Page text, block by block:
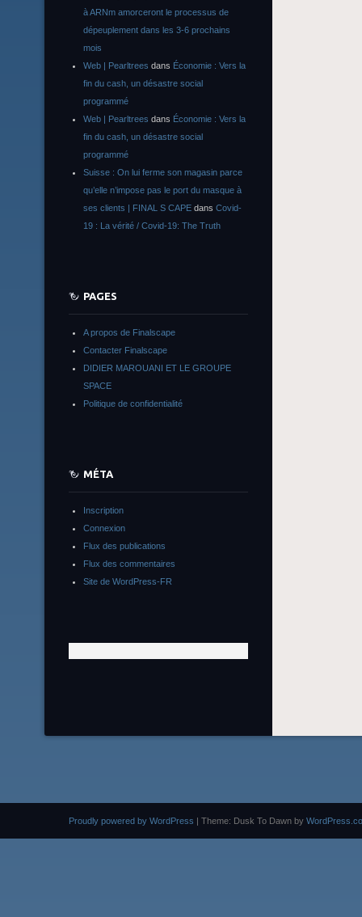
à ARNm amorceront le processus de
dépeuplement dans les 3-6 prochains
mois
Web | Pearltrees dans Économie : Vers la
fin du cash, un désastre social
programmé
Web | Pearltrees dans Économie : Vers la
fin du cash, un désastre social
programmé
Suisse : On lui ferme son magasin parce
qu’elle n’impose pas le port du masque à
ses clients | FINAL S CAPE dans Covid-
19 : La vérité / Covid-19: The Truth
PAGES
A propos de Finalscape
Contacter Finalscape
DIDIER MAROUANI ET LE GROUPE
SPACE
Politique de confidentialité
MÉTA
Inscription
Connexion
Flux des publications
Flux des commentaires
Site de WordPress-FR
Proudly powered by WordPress | Theme: Dusk To Dawn by